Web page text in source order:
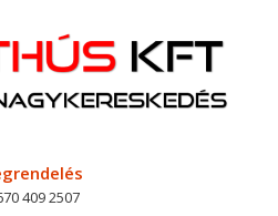
409 2507